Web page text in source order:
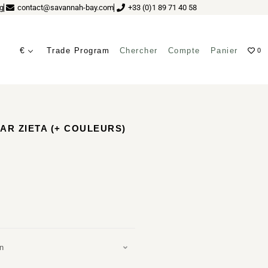
contact@savannah-bay.com +33 (0)1 89 71 40 58
€ Trade Program Chercher Compte Panier 0
ZIETA (+ COULEURS)